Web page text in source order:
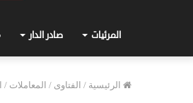
المرئيات صادر الدار
الرئيسية / الفتاوى / المعاملات /